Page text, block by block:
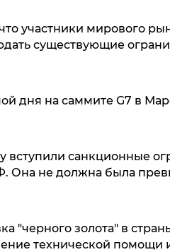
участники мирового
существующие
дня на саммите G7 в
вступили санкционные
Она не должна была
"черного золота" в
технической помощи